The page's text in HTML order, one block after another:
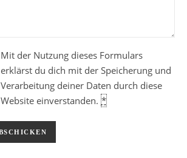
Mit der Nutzung dieses Formulars
erklärst du dich mit der Speicherung und
Verarbeitung deiner Daten durch diese
Website einverstanden. *